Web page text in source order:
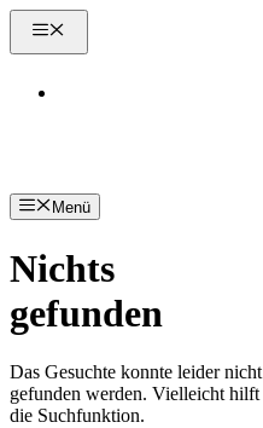
Zum
Inhalt
Menü
Menü
Nichts
gefunden
Das Gesuchte konnte leider nicht
gefunden werden. Vielleicht hilft
die Suchfunktion.